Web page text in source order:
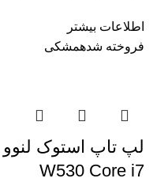
اطلاعات بیشتر
فروخته شدهمشکی
W530 Core i7